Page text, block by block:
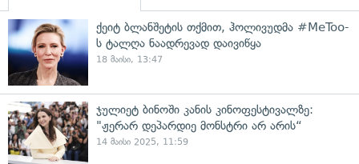
ქეიტ ბლანშეტის თქმით, ჰოლივუდმა #MeToo-
ს ტალღა ნაადრევად დაივიწყა
18 მაისი, 13:47
ჯულიეტ ბინოში კანის კინოფესტივალზე:
"ჟერარ დეპარდიე მონსტრი არ არის“
14 მაისი 2025, 11:59